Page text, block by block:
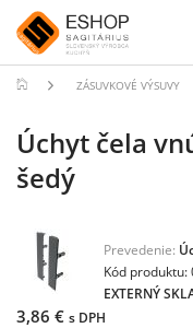
ZÁSUVKOVÉ VÝSUVY
Úchyt čela
šedý
Prevedenie:
Kód produktu:
EXTERNÝ
3,86 € s DPH